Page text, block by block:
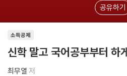
공유하기
소득공제
신학 말고 국어공부부터 하
최무열 저